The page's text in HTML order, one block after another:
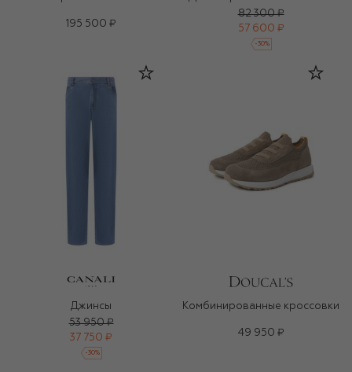
195 500 ₽
82 300 ₽
57 600 ₽
-30%
Джинсы
53 950 ₽
37 750 ₽
-30%
Комбинированные кроссовки
49 950 ₽